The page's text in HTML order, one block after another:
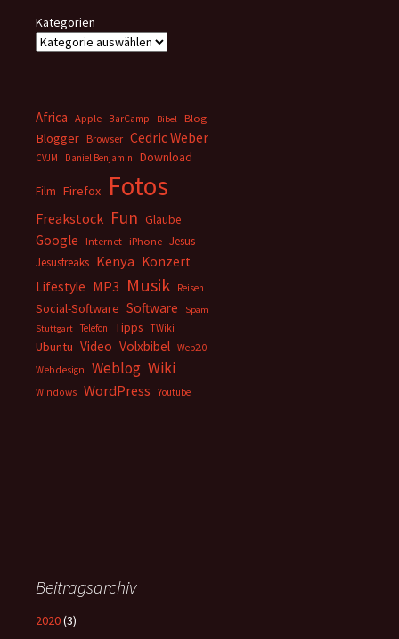
Kategorien
Africa Apple BarCamp Bibel Blog
Blogger Browser Cedric Weber
CVJM Daniel Benjamin Download
Film Firefox Fotos
Freakstock Fun Glaube
Google Internet iPhone Jesus
Jesusfreaks Kenya Konzert
Lifestyle MP3 Musik Reisen
Social-Software Software
Spam
Stuttgart
Telefon Tipps TWiki
Ubuntu Video Volxbibel Web2.0
Webdesign
Weblog Wiki
Windows WordPress Youtube
Beitragsarchiv
2020(3)